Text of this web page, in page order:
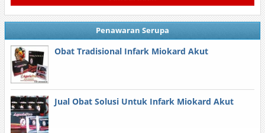
Penawaran Serupa
Obat Tradisional Infark Miokard Akut
Jual Obat Solusi Untuk Infark Miokard Akut